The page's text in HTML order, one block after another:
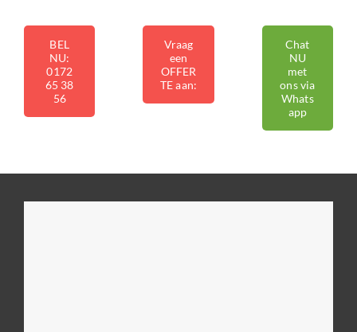
BEL
NU:
0172
65 38
56
Vraag
een
OFFER
TE aan:
Chat
NU
met
ons via
Whats
app